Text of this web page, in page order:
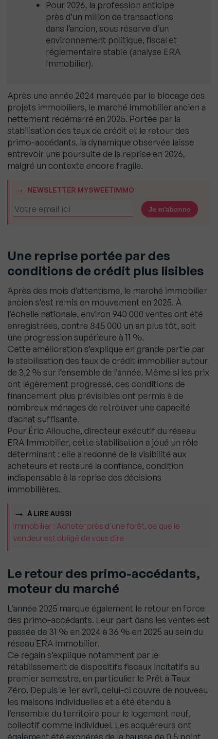
Pour 2026, la profession anticipe
près d’un million de transactions
dans l’ancien, sous réserve d’un
environnement politique, fiscal et
réglementaire stable (analyse ERA
Immobilier).
Après une année 2024 marquée par le blocage des
projets immobiliers, le marché immobilier ancien a
nettement redémarré en 2025. Portée par la
stabilisation des taux de crédit et le retour des
primo-accédants, la dynamique observée laisse
entrevoir une poursuite de la reprise en 2026,
malgré un contexte encore fragile.
NEWSLETTER MYSWEETIMMO
Une reprise portée par des
conditions de crédit plus lisibles
Après des mois d’attentisme, le marché immobilier
ancien s’est remis en mouvement en 2025. À
l’échelle nationale, environ 940 000 ventes ont été
enregistrées, contre 845 000 un an plus tôt, soit
une progression supérieure à 11 %.
Cette amélioration s’explique en grande partie par
la stabilisation des taux de crédit immobilier autour
de 3,2 % sur l’ensemble de l’année. Même si les prix
ont légèrement progressé, ces conditions de
financement plus prévisibles ont permis à de
nombreux ménages de retrouver une capacité
d’achat suffisante.
Pour Éric Allouche, directeur exécutif du réseau
ERA Immobilier, cette stabilisation a joué un rôle
déterminant : elle a redonné de la visibilité aux
acheteurs et restauré la confiance, condition
indispensable à la reprise des décisions
immobilières.
À LIRE AUSSI
Immobilier : Acheter près d'une forêt, ce que le
vendeur est obligé de vous dire
Le retour des primo-accédants,
moteur du marché
L’année 2025 marque également le retour en force
des primo-accédants. Leur part dans les ventes est
passée de 31 % en 2024 à 36 % en 2025 au sein du
réseau ERA Immobilier.
Ce regain s’explique notamment par le
rétablissement de dispositifs fiscaux incitatifs au
premier semestre, en particulier le Prêt à Taux
Zéro. Depuis le 1er avril, celui-ci couvre de nouveau
les maisons individuelles et a été étendu à
l’ensemble du territoire pour le logement neuf,
collectif comme individuel. Les acquéreurs ont
également été exonérés de la hausse de 0,5 point